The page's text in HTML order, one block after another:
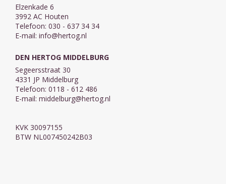
Elzenkade 6
3992 AC Houten
Telefoon: 030 - 637 34 34
E-mail: info@hertog.nl
DEN HERTOG MIDDELBURG
Segeersstraat 30
4331 JP Middelburg
Telefoon: 0118 - 612 486
E-mail: middelburg@hertog.nl
KVK 30097155
BTW NL007450242B03